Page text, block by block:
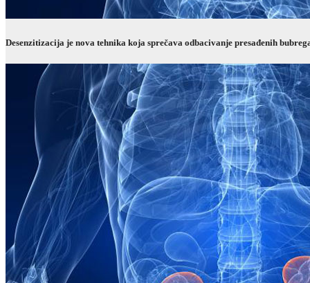
Desenzitizacija je nova tehnika koja sprečava odbacivanje presađenih